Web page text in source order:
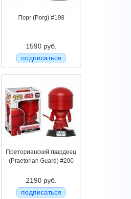
Порг (Porg) #198
1590 руб.
подписаться
Преторианский гвардеец
(Praetorian Guard) #200
2190 руб.
подписаться